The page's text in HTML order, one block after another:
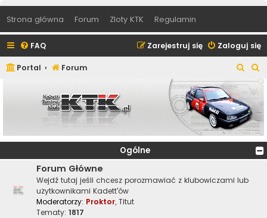
Strona główna Forum Zloty KTK Regulamin
FAQ Zaloguj się
Zarejestruj się
Portal Forum
z
u
k
j
z
u
k
a
j
Ogólne
Forum Główne
Wejdź tutaj jeśli chcesz porozmawiać z klubowiczami lub
użytkownikami Kadett'ów
Moderatorzy: Proktor, Titut
Tematy: 1817